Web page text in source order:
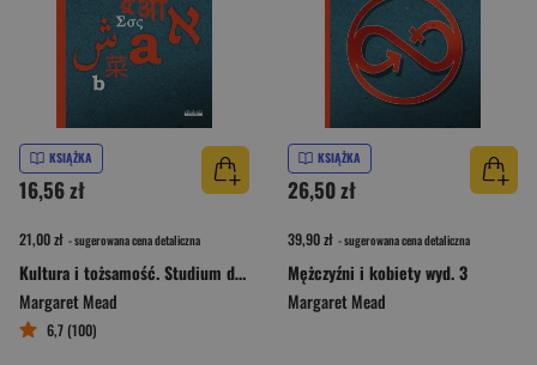
KSIĄŻKA
16,56 zł
21,00 zł - sugerowana cena detaliczna
Kultura i tożsamość. Studium dystansu międzypokoleniowego
Margaret Mead
6,7 (100)
KSIĄŻKA
26,50 zł
39,90 zł - sugerowana cena detaliczna
Mężczyźni i kobiety wyd. 3
Margaret Mead